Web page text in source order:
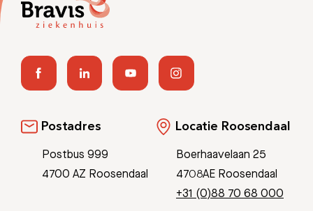
Postadres
Postbus 999
4700 AZ Roosendaal
Locatie Roosendaal
Boerhaavelaan 25
4708AE Roosendaal
+31 (0)88 70 68 000